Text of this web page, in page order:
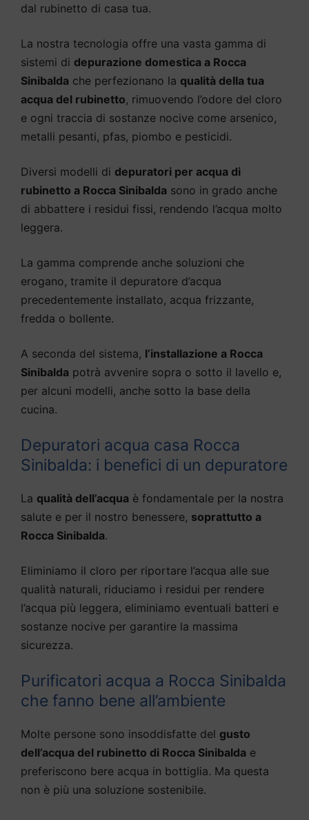
dal rubinetto di casa tua.
La nostra tecnologia offre una vasta gamma di
sistemi di depurazione domestica a Rocca
Sinibalda che perfezionano la qualità della tua
acqua del rubinetto, rimuovendo l’odore del cloro
e ogni traccia di sostanze nocive come arsenico,
metalli pesanti, pfas, piombo e pesticidi.
Diversi modelli di depuratori per acqua di
rubinetto a Rocca Sinibalda sono in grado anche
di abbattere i residui fissi, rendendo l’acqua molto
leggera.
La gamma comprende anche soluzioni che
erogano, tramite il depuratore d’acqua
precedentemente installato, acqua frizzante,
fredda o bollente.
A seconda del sistema, l’installazione a Rocca
Sinibalda potrà avvenire sopra o sotto il lavello e,
per alcuni modelli, anche sotto la base della
cucina.
Depuratori acqua casa Rocca
Sinibalda: i benefici di un depuratore
La qualità dell’acqua è fondamentale per la nostra
salute e per il nostro benessere, soprattutto a
Rocca Sinibalda.
Eliminiamo il cloro per riportare l’acqua alle sue
qualità naturali, riduciamo i residui per rendere
l’acqua più leggera, eliminiamo eventuali batteri e
sostanze nocive per garantire la massima
sicurezza.
Purificatori acqua a Rocca Sinibalda
che fanno bene all’ambiente
Molte persone sono insoddisfatte del gusto
dell’acqua del rubinetto di Rocca Sinibalda e
preferiscono bere acqua in bottiglia. Ma questa
non è più una soluzione sostenibile.